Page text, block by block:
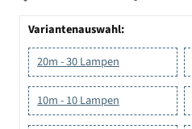
Variantenauswahl:
20m - 30 Lampen
10m - 10 Lampen